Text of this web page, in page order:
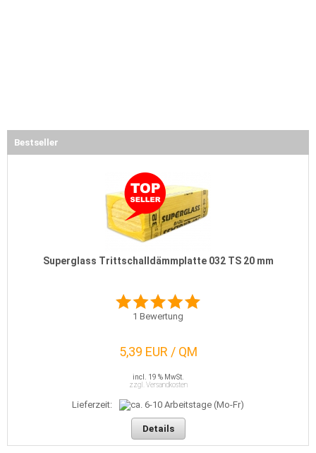
Bestseller
Superglass Trittschalldämmplatte 032 TS 20 mm
1 Bewertung
5,39 EUR / QM
incl. 19 % MwSt.
zzgl. Versandkosten
Lieferzeit:
Details